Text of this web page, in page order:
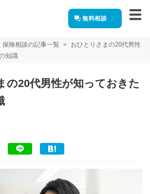
無料相談
保険相談の記事一覧
おひとりさまの20代男性
知識
の20代男性が知っておきた